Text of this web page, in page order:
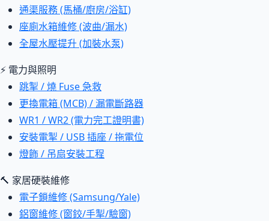
通渠服務 (馬桶/廚房/浴缸)
座廁水箱維修 (波曲/漏水)
全屋水壓提升 (加裝水泵)
⚡ 電力與照明
跳掣 / 燒 Fuse 急救
更換電箱 (MCB) / 漏電斷路器
WR1 / WR2 (電力完工證明書)
安裝電掣 / USB 插座 / 拖電位
燈飾 / 吊扇安裝工程
🔨 家居硬裝維修
電子鎖維修 (Samsung/Yale)
鋁窗維修 (窗鉸/手掣/驗窗)